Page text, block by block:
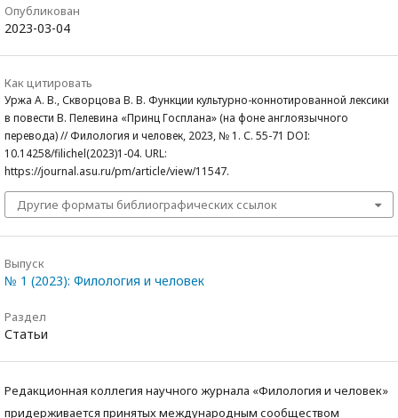
Опубликован
2023-03-04
Как цитировать
Уржа А. В., Скворцова В. В. Функции культурно-коннотированной лексики
в повести В. Пелевина «Принц Госплана» (на фоне англоязычного
перевода) // Филология и человек, 2023, № 1. С. 55-71 DOI:
10.14258/filichel(2023)1-04. URL:
https://journal.asu.ru/pm/article/view/11547.
Другие форматы библиографических ссылок
Выпуск
№ 1 (2023): Филология и человек
Раздел
Статьи
Редакционная коллегия научного журнала «Филология и человек»
придерживается принятых международным сообществом